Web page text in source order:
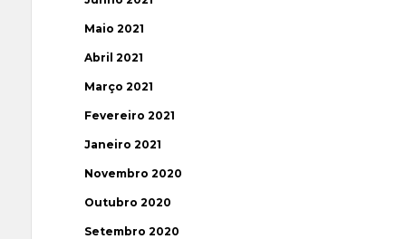
Maio 2021
Abril 2021
Março 2021
Fevereiro 2021
Janeiro 2021
Novembro 2020
Outubro 2020
Setembro 2020